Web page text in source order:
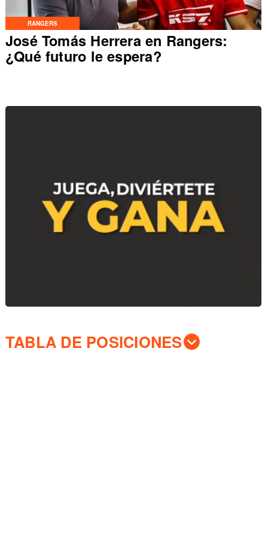
RANGERS
José Tomás Herrera en Rangers:
¿Qué futuro le espera?
TABLA DE POSICIONES